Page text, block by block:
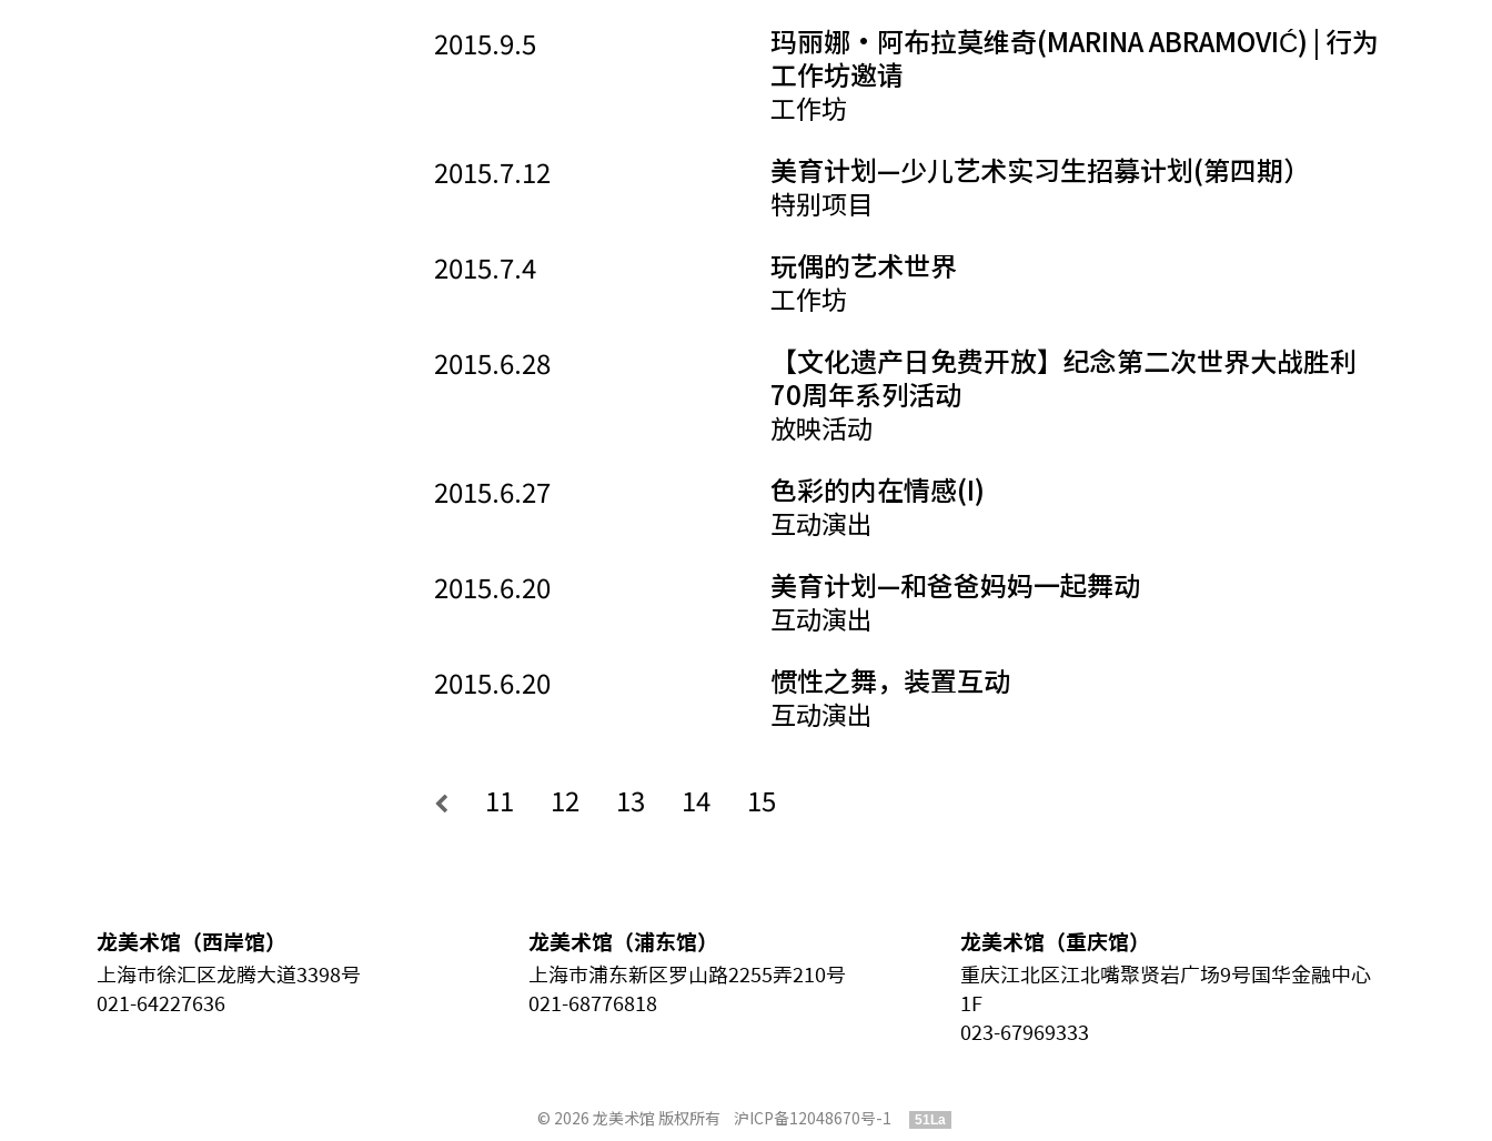
2015.9.5
玛丽娜•阿布拉莫维奇(MARINA ABRAMOVIĆ) | 行为
工作坊邀请
工作坊
2015.7.12 美育计划—少儿艺术实习生招募计划(第四期）
特别项目
2015.7.4 玩偶的艺术世界
工作坊
2015.6.28
【文化遗产日免费开放】纪念第二次世界大战胜利
70周年系列活动
放映活动
2015.6.27 色彩的内在情感(I)
互动演出
2015.6.20 美育计划—和爸爸妈妈一起舞动
互动演出
2015.6.20 惯性之舞，装置互动
互动演出
11 12 13 14 15
龙美术馆（西岸馆）
上海市徐汇区龙腾大道3398号
021-64227636
龙美术馆（浦东馆）
上海市浦东新区罗山路2255弄210号
021-68776818
龙美术馆（重庆馆）
重庆江北区江北嘴聚贤岩广场9号国华金融中心
1F
023-67969333
© 2026 龙美术馆 版权所有 沪ICP备12048670号-1 51La